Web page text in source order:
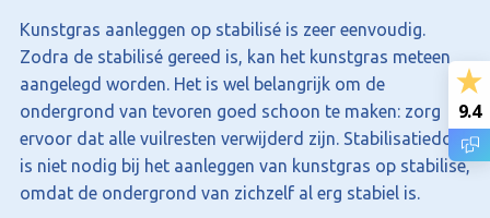
Kunstgras aanleggen op stabilisé is zeer eenvoudig.
Zodra de stabilisé gereed is, kan het kunstgras meteen
aangelegd worden. Het is wel belangrijk om de
ondergrond van tevoren goed schoon te maken: zorg
ervoor dat alle vuilresten verwijderd zijn. Stabilisatiedoek
is niet nodig bij het aanleggen van kunstgras op stabilisé,
omdat de ondergrond van zichzelf al erg stabiel is.
9.4